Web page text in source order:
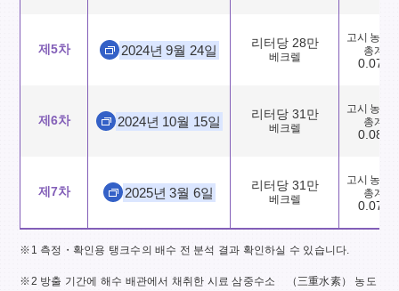
제5차 2024년 9월 24일 리터당 28만
베크렐
고시 농도
총계
0.078
제6차 2024년 10월 15일 리터당 31만
베크렐
고시 농도
총계
0.083
제7차 2025년 3월 6일 리터당 31만
베크렐
고시 농도
총계
0.076
※1 측정・확인용 탱크수의 배수 전 분석 결과 확인하실 수 있습니다.
※2 방출 기간에 해수 배관에서 채취한 시료 삼중수소 （三重水素） 농도